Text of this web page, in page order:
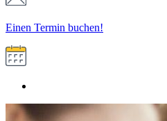
Einen Termin buchen!